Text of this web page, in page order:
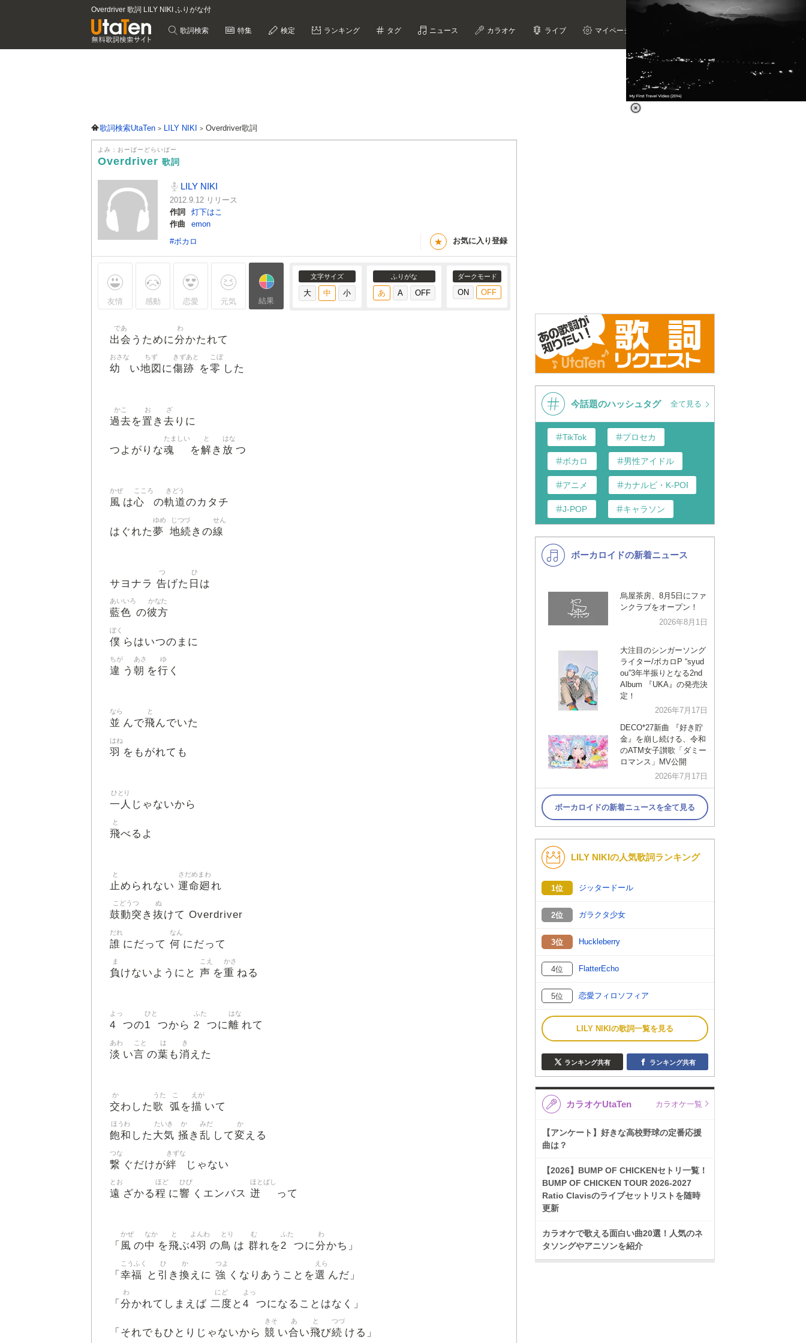
Overdriver 歌詞 LILY NIKI ふりがな付
歌詞検索 特集 検定 ランキング タグ ニュース カラオケ ライブ マイページ
歌詞検索UtaTen LILY NIKI Overdriver歌詞
よみ：おーばーどらいばー
Overdriver 歌詞
LILY NIKI
2012.9.12 リリース
作詞
灯下はこ
作曲
emon
#ボカロ
★ お気に入り登録
友情 感動 恋愛 元気 結果
文字サイズ ふりがな ダークモード
出会
であ
うために分
わ
かたれて
幼
おさな
い地図
ちず
に傷跡
きずあと
を零
こぼ
した
過去
かこ
を置
お
き 去
ざ
りに
つよがりな魂
たましい
を解
と
き 放
はな
つ
風
かぜ
は心
こころ
の軌道
きどう
のカタチ
はぐれた夢
ゆめ
地続
じつづ
きの線
せん
サヨナラ 告
つ
げた 日
ひ
は
藍色
あいいろ
の彼方
かなた
僕
ぼく
らはいつのまに
違
ちが
う 朝
あさ
を行
ゆ
く
並
なら
んで飛
と
んでいた
羽
はね
をもがれても
一人
ひとり
じゃないから
飛
と
べるよ
止
と
められない 運命廻
さだめまわ
れ
鼓動突
こどうつ
き 抜
ぬ
けて Overdriver
誰
だれ
にだって 何
なん
にだって
負
ま
けないようにと 声
こえ
を重
かさ
ねる
4
よっ
つの1
ひと
つから 2
ふた
つに離
はな
れて
淡
あわ
い言
こと
の葉
は
も消
き
えた
交
か
わした歌
うた
弧
こ
を描
えが
いて
飽和
ほうわ
した 大気
たいき
掻
か
き 乱
みだ
して変
か
える
繋
つな
ぐだけが絆
きずな
じゃない
遠
とお
ざかる程
ほど
に響
ひび
くエンバス 迸
ほとばし
って
「 風
かぜ
の中
なか
を飛
と
ぶ4羽
よんわ
の鳥
とり
は 群
む
れを2
ふた
つに分
わ
かち」
「 幸福
こうふく
と 引
ひ
き 換
か
えに 強
つよ
くなりあうことを選
えら
んだ」
「 分
わ
かれてしまえば 二度
にど
と 4
よっ
つになることはなく」
「それでもひとりじゃないから 競
きそ
い合
あ
い飛
と
び続
つづ
ける」
Loaded:
今話題のハッシュタグ 全て見る
TikTok プロセカ
ボカロ 男性アイドル
アニメ カナルビ・K-POP和訳
J-POP キャラソン
K-POP 演歌・歌謡
VTuber ディズニー
ボーカロイドの新着ニュース
烏屋茶房、8月5日にファ
ンクラブをオープン！
2026年8月1日
大注目のシンガーソング
ライター/ボカロP “syud
ou”3年半振りとなる2nd
Album 『UKA』の発売決
定！
2026年7月17日
DECO*27新曲 『好き貯
金』を崩し続ける、令和
のATM女子讃歌「ダミー
ロマンス」MV公開
2026年7月17日
ボーカロイドの新着ニュースを全て見る
LILY NIKIの人気歌詞ランキング
1位 ジッタードール
2位 ガラクタ少女
3位 Huckleberry
4位 FlatterEcho
5位 恋愛フィロソフィア
LILY NIKIの歌詞一覧を見る
ランキング共有 ランキング共有
カラオケUtaTen カラオケ一覧
【アンケート】好きな高校野球の定番応援
曲は？
【2026】BUMP OF CHICKENセトリ一覧！
BUMP OF CHICKEN TOUR 2026-2027
Ratio Clavisのライブセットリストを随時
更新
カラオケで歌える面白い曲20選！人気のネ
タソングやアニソンを紹介